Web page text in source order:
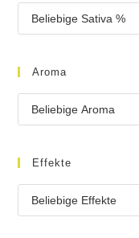
Aroma
Effekte